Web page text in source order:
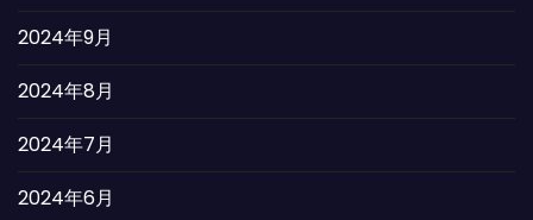
2024年9月
2024年8月
2024年7月
2024年6月